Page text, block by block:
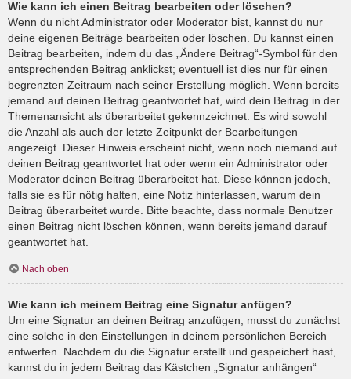
Wie kann ich einen Beitrag bearbeiten oder löschen?
Wenn du nicht Administrator oder Moderator bist, kannst du nur
deine eigenen Beiträge bearbeiten oder löschen. Du kannst einen
Beitrag bearbeiten, indem du das „Ändere Beitrag“-Symbol für den
entsprechenden Beitrag anklickst; eventuell ist dies nur für einen
begrenzten Zeitraum nach seiner Erstellung möglich. Wenn bereits
jemand auf deinen Beitrag geantwortet hat, wird dein Beitrag in der
Themenansicht als überarbeitet gekennzeichnet. Es wird sowohl
die Anzahl als auch der letzte Zeitpunkt der Bearbeitungen
angezeigt. Dieser Hinweis erscheint nicht, wenn noch niemand auf
deinen Beitrag geantwortet hat oder wenn ein Administrator oder
Moderator deinen Beitrag überarbeitet hat. Diese können jedoch,
falls sie es für nötig halten, eine Notiz hinterlassen, warum dein
Beitrag überarbeitet wurde. Bitte beachte, dass normale Benutzer
einen Beitrag nicht löschen können, wenn bereits jemand darauf
geantwortet hat.
Nach oben
Wie kann ich meinem Beitrag eine Signatur anfügen?
Um eine Signatur an deinen Beitrag anzufügen, musst du zunächst
eine solche in den Einstellungen in deinem persönlichen Bereich
entwerfen. Nachdem du die Signatur erstellt und gespeichert hast,
kannst du in jedem Beitrag das Kästchen „Signatur anhängen“